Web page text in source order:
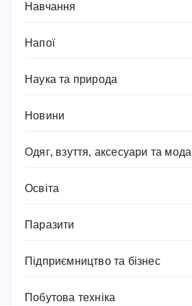
Навчання
Напої
Наука та природа
Новини
Одяг, взуття, аксесуари та мода
Освіта
Паразити
Підприємництво та бізнес
Побутова техніка